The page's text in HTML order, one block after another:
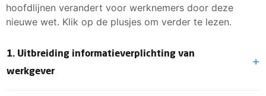
hoofdlijnen verandert voor werknemers door deze
nieuwe wet. Klik op de plusjes om verder te lezen.
1. Uitbreiding informatieverplichting van
werkgever